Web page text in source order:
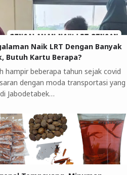
Naik LRT Dengan Banyak
Butuh Kartu Berapa?
hampir beberapa tahun sejak covid
dengan moda transportasi yang
Jabodetabek…